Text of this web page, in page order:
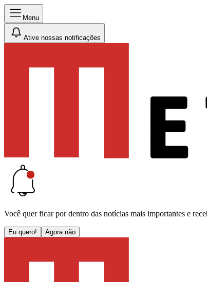
Menu
Ative nossas notificações
Você quer ficar por dentro das notícias mais importantes e
Eu quero! Agora não